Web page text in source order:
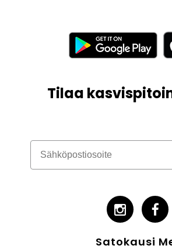
Tilaa
Satokausi